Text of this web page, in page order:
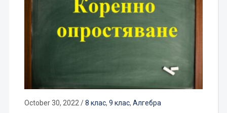
October 30, 2022 /8 клас, 9 клас, Алгебра